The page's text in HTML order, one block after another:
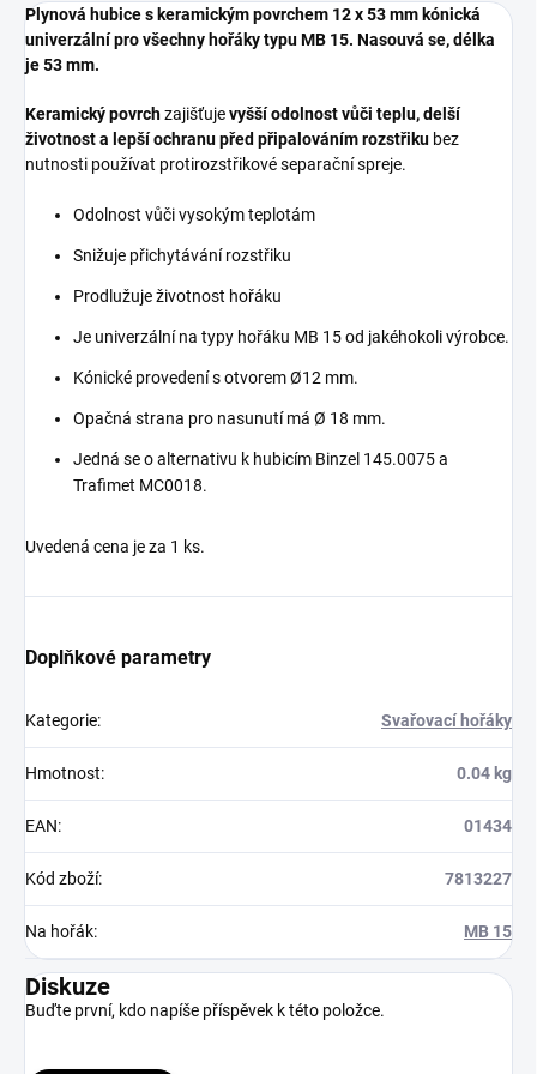
Plynová hubice s keramickým povrchem 12 x 53 mm kónická
univerzální pro všechny hořáky typu MB 15. Nasouvá se, délka
je 53 mm.
Keramický povrchzajišťujevyšší odolnost vůči teplu, delší
životnost a lepší ochranu před připalováním rozstřiku bez
nutnosti používat protirozstřikové separační spreje.
Odolnost vůči vysokým teplotám
Snižuje přichytávání rozstřiku
Prodlužuje životnost hořáku
Je univerzální na typy hořáku MB 15 od jakéhokoli výrobce.
Kónické provedení s otvorem Ø12 mm.
Opačná strana pro nasunutí má Ø 18 mm.
Jedná se o alternativu k hubicím Binzel 145.0075 a
Trafimet MC0018.
Uvedená cena je za 1 ks.
Doplňkové parametry
Kategorie: Svařovací hořáky
Hmotnost: 0.04 kg
EAN: 01434
Kód zboží: 7813227
Na hořák: MB 15
Diskuze
Buďte první, kdo napíše příspěvek k této položce.